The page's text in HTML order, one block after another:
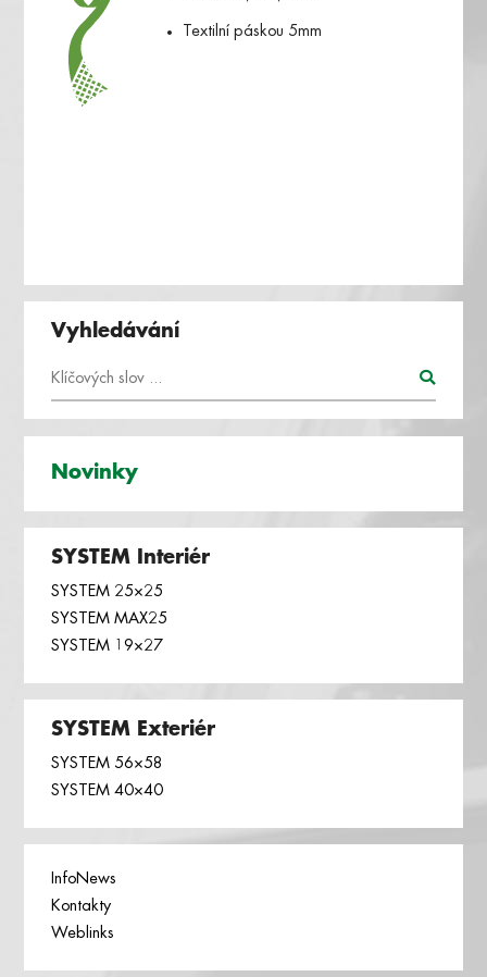
Vyhledávání
Novinky
SYSTEM Interiér
SYSTEM 25×25
SYSTEM MAX25
SYSTEM 19×27
SYSTEM Exteriér
SYSTEM 56×58
SYSTEM 40×40
InfoNews
Kontakty
Weblinks
Textilní páskou 5mm